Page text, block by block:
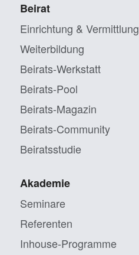
Beirat
Einrichtung & Vermittlung
Weiterbildung
Beirats-Werkstatt
Beirats-Pool
Beirats-Magazin
Beirats-Community
Beiratsstudie
Akademie
Seminare
Referenten
Inhouse-Programme